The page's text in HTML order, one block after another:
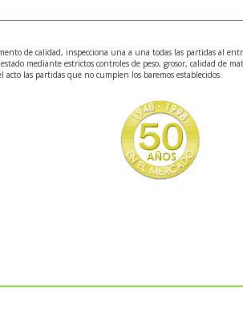
de calidad, inspecciona una a una todas las partidas al
mediante estrictos controles de peso, grosor, calidad de
acto las partidas que no cumplen los baremos establecidos.